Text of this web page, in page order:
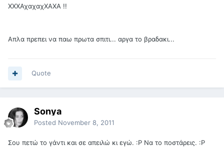
ΧΧΧΑχαχαχΧΑΧΑ !!
Απλα πρεπει να παω πρωτα σπιτι... αργα το βραδακι...
Quote
Sonya
Posted November 8, 2011
Σου πετώ το γάντι και σε απειλώ κι εγώ. :Ρ Να το ποστάρεις. :Ρ